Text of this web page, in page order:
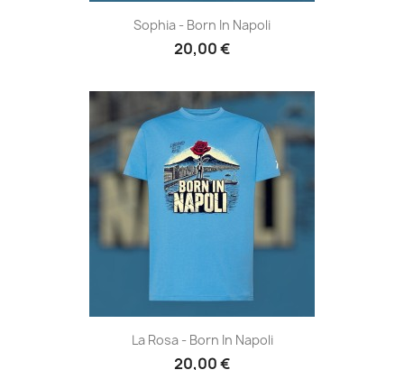
Sophia - Born In Napoli
20,00 €
La Rosa - Born In Napoli
20,00 €